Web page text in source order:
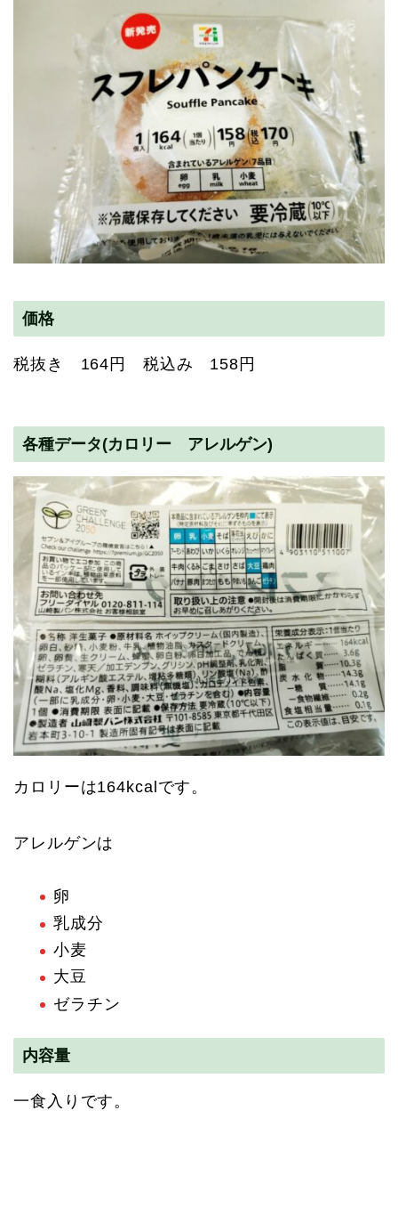
価格
税抜き 164円 税込み 158円
各種データ(カロリー アレルゲン)
カロリーは164kcalです。
アレルゲンは
卵
乳成分
小麦
大豆
ゼラチン
内容量
一食入りです。